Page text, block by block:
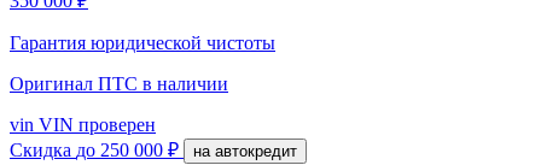
Гарантия юридической чистоты
Оригинал ПТС в наличии
vin VIN проверен
Скидка до 250 000 ₽ на автокредит